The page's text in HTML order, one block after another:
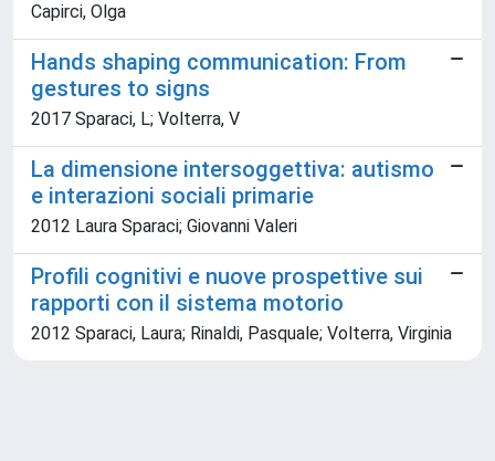
Capirci, Olga
Hands shaping communication: From
gestures to signs
2017 Sparaci, L; Volterra, V
La dimensione intersoggettiva: autismo
e interazioni sociali primarie
2012 Laura Sparaci; Giovanni Valeri
Profili cognitivi e nuove prospettive sui
rapporti con il sistema motorio
2012 Sparaci, Laura; Rinaldi, Pasquale; Volterra, Virginia